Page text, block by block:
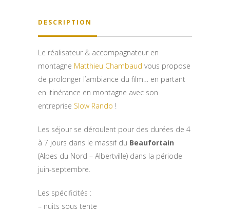
DESCRIPTION
Le réalisateur & accompagnateur en
montagne Matthieu Chambaud vous propose
de prolonger l’ambiance du film… en partant
en itinérance en montagne avec son
entreprise Slow Rando !
Les séjour se déroulent pour des durées de 4
à 7 jours dans le massif du Beaufortain
(Alpes du Nord – Albertville) dans la période
juin-septembre.
Les spécificités :
– nuits sous tente